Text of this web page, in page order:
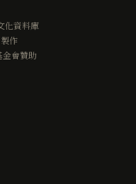
化資料庫
製作
會贊助